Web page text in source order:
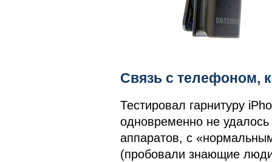
Связь с телефоном,
Тестировал гарнитуру
одновременно не
аппаратов, с
(пробовали знающие